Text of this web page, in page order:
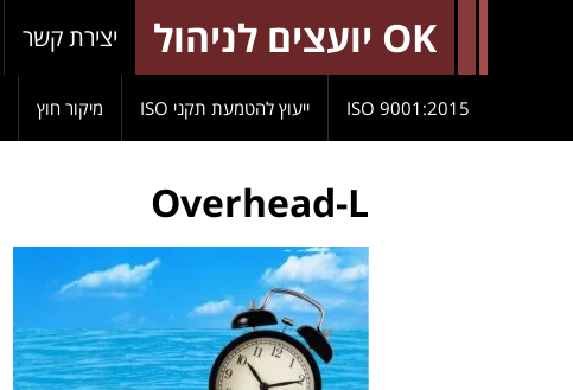
OK יועצים לניהול יצירת קשר
9001:2015 ISO ייעוץ להטמעת תקני ISO מיקור חוץ
Overhead-L